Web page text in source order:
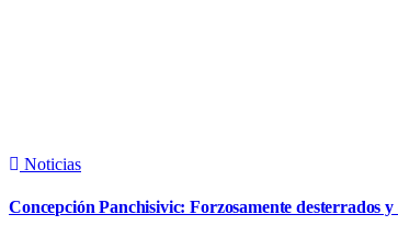
Noticias
Concepción Panchisivic: Forzosamente desterrados y